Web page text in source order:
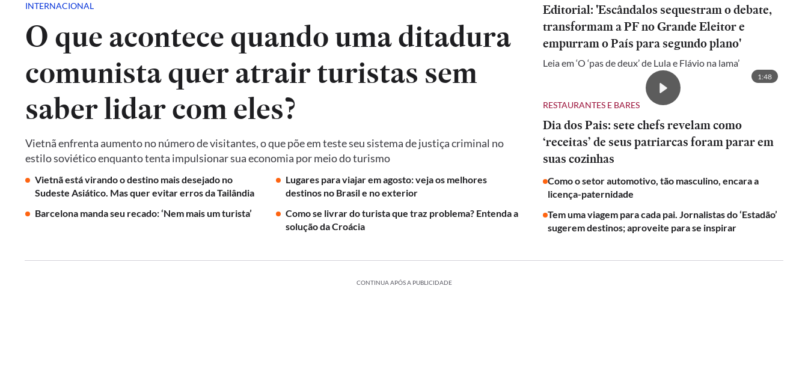
INTERNACIONAL
O que acontece quando uma ditadura
comunista quer atrair turistas sem
saber lidar com eles?
Vietnã enfrenta aumento no número de visitantes, o que põe em teste seu sistema de justiça criminal no
estilo soviético enquanto tenta impulsionar sua economia por meio do turismo
Vietnã está virando o destino mais desejado no
Sudeste Asiático. Mas quer evitar erros da Tailândia
Lugares para viajar em agosto: veja os melhores
destinos no Brasil e no exterior
Barcelona manda seu recado: ‘Nem mais um turista’
Como se livrar do turista que traz problema? Entenda a
solução da Croácia
Editorial: 'Escândalos sequestram o debate,
transformam a PF no Grande Eleitor e
empurram o País para segundo plano'
Leia em ‘O ‘pas de deux’ de Lula e Flávio na lama’
1:48
RESTAURANTES E BARES
Dia dos Pais: sete chefs revelam como
‘receitas’ de seus patriarcas foram parar em
suas cozinhas
Como o setor automotivo, tão masculino, encara a
licença-paternidade
Tem uma viagem para cada pai. Jornalistas do ‘Estadão’
sugerem destinos; aproveite para se inspirar
CONTINUA APÓS A PUBLICIDADE